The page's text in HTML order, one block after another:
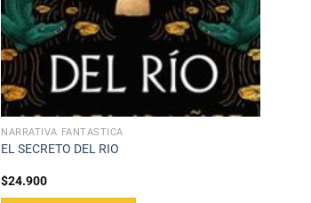
NARRATIVA FANTÁSTICA
EL SECRETO DEL RIO
$24.900